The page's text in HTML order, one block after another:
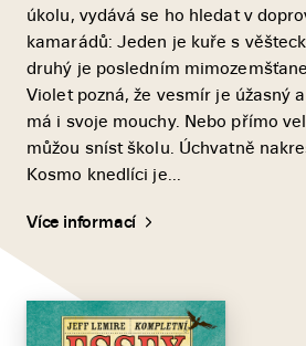
úkolu, vydává se ho hledat v
kamarádů: Jeden je kuře s
druhý je posledním
Violet pozná, že vesmír je úžasný
má i svoje mouchy. Nebo přímo
můžou sníst školu. Úchvatně
Kosmo knedlíci je...
Více informací